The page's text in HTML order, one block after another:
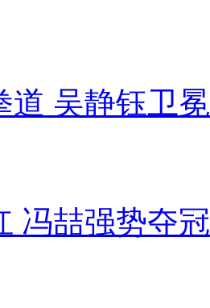
道 吴静钰卫冕
冯喆强势夺冠